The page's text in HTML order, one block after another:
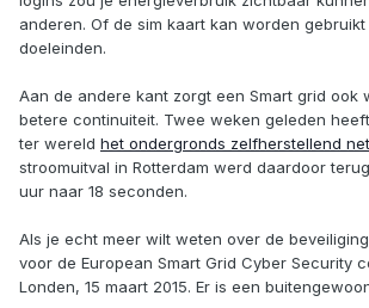
anderen. Of de sim kaart kan worden
doeleinden.
Aan de andere kant zorgt een Smart grid ook
betere continuiteit. Twee weken geleden
ter wereld het ondergronds zelfherstellend
stroomuitval in Rotterdam werd daardoor
uur naar 18 seconden.
Als je echt meer wilt weten over de
voor de European Smart Grid Cyber Security
Londen, 15 maart 2015. Er is een